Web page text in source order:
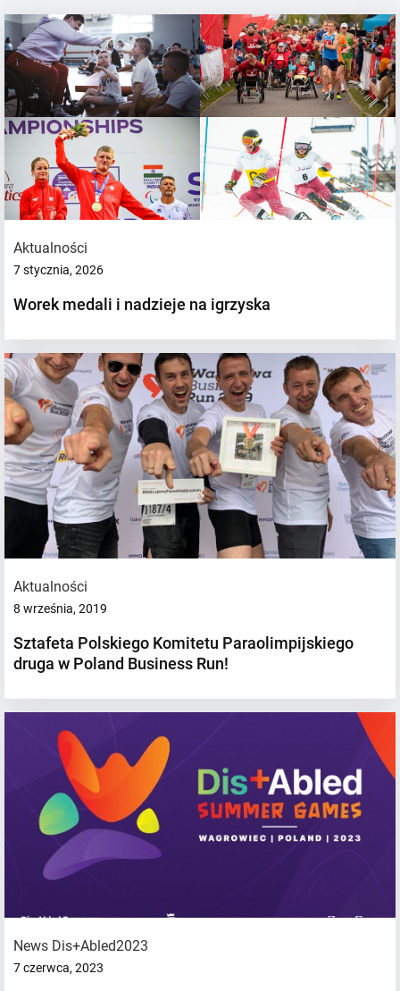
Aktualności
7 stycznia, 2026
Worek medali i nadzieje na igrzyska
Aktualności
8 września, 2019
Sztafeta Polskiego Komitetu Paraolimpijskiego
druga w Poland Business Run!
News Dis+Abled2023
7 czerwca, 2023